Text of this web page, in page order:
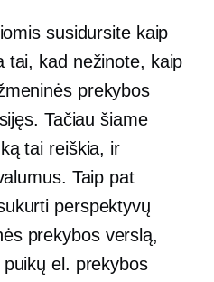
susidursite kaip
tai, kad nežinote, kaip
prekybos
Tačiau šiame
tai reiškia, ir
Taip pat
perspektyvų
prekybos verslą,
el. prekybos